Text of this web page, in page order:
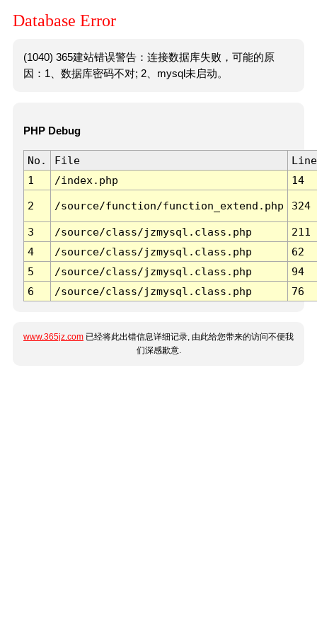
Database Error
(1040) 365建站错误警告：连接数据库失败，可能的原
因：1、数据库密码不对; 2、mysql未启动。
PHP Debug
No. File
Line
1
/index.php 14
2 /source/function/function_extend.php 324
3 /source/class/jzmysql.class.php
211
4
/source/class/jzmysql.class.php
62
5
/source/class/jzmysql.class.php
94
6
/source/class/jzmysql.class.php 76
www.365jz.com 已经将此出错信息详细记录, 由此给您带来的访问不便我
们深感歉意.